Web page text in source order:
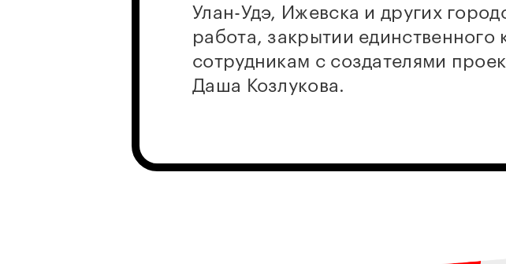
Улан-Удэ, Ижевска и других
работа, закрытии
сотрудникам с создателями
Даша Козлукова.